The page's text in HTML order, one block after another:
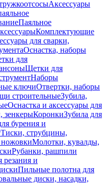
Аксессуары
Паяльное
Комплектующие
для сварки,
Оснастка, наборы
для
Щетки для
Наборы
ключиОтвертки, наборы
строительныеЗубила,
Оснастка и аксессуары для
зенкерыКоронкиЗубила для
бурения и
Тиски, струбцины,
Молотки, кувалды,
Рубанки, рашпили
резания и
Пильные полотна для
диски, насадки,